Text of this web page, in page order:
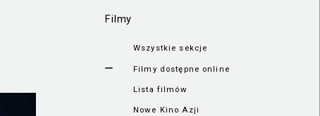
Filmy
Wszystkie sekcje
Filmy dostępne online
Lista filmów
Nowe Kino Azji